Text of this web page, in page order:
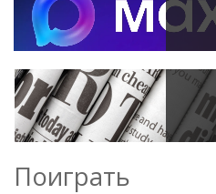
Поиграть